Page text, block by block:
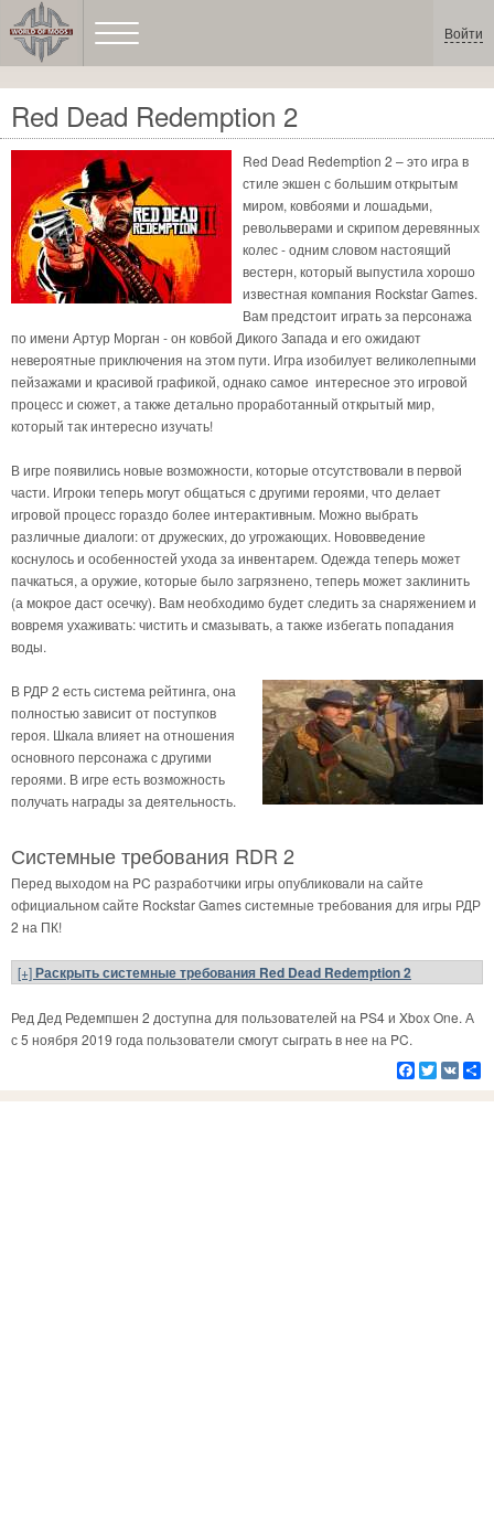
Войти
Red Dead Redemption 2
Red Dead Redemption 2 – это игра в
стиле экшен с большим открытым
миром, ковбоями и лошадьми,
револьверами и скрипом деревянных
колес - одним словом настоящий
вестерн, который выпустила хорошо
известная компания Rockstar Games.
Вам предстоит играть за персонажа
по имени Артур Морган - он ковбой Дикого Запада и его ожидают
невероятные приключения на этом пути. Игра изобилует великолепными
пейзажами и красивой графикой, однако самое интересное это игровой
процесс и сюжет, а также детально проработанный открытый мир,
который так интересно изучать!
В игре появились новые возможности, которые отсутствовали в первой
части. Игроки теперь могут общаться с другими героями, что делает
игровой процесс гораздо более интерактивным. Можно выбрать
различные диалоги: от дружеских, до угрожающих. Нововведение
коснулось и особенностей ухода за инвентарем. Одежда теперь может
пачкаться, а оружие, которые было загрязнено, теперь может заклинить
(а мокрое даст осечку). Вам необходимо будет следить за снаряжением и
вовремя ухаживать: чистить и смазывать, а также избегать попадания
воды.
В РДР 2 есть система рейтинга, она
полностью зависит от поступков
героя. Шкала влияет на отношения
основного персонажа с другими
героями. В игре есть возможность
получать награды за деятельность.
Системные требования RDR 2
Перед выходом на PC разработчики игры опубликовали на сайте
официальном сайте Rockstar Games системные требования для игры РДР
2 на ПК!
[+]Раскрыть системные требования Red Dead Redemption 2
Ред Дед Редемпшен 2 доступна для пользователей на PS4 и Xbox One. А
с 5 ноября 2019 года пользователи смогут сыграть в нее на PC.
Facebook
Twitter
VK